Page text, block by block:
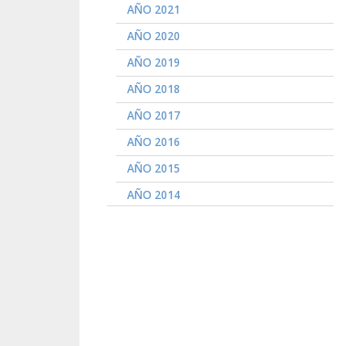
AÑO 2021
AÑO 2020
AÑO 2019
AÑO 2018
AÑO 2017
AÑO 2016
AÑO 2015
AÑO 2014